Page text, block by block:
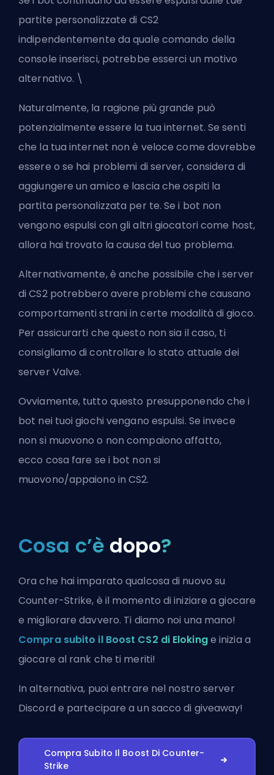
partite personalizzate di CS2
indipendentemente da quale comando della
console inserisci, potrebbe esserci un motivo
alternativo. \
Naturalmente, la ragione più grande può
potenzialmente essere la tua internet. Se senti
che la tua internet non è veloce come dovrebbe
essere o se hai problemi di server, considera di
aggiungere un amico e lascia che ospiti la
partita personalizzata per te. Se i bot non
vengono espulsi con gli altri giocatori come host,
allora hai trovato la causa del tuo problema.
Alternativamente, è anche possibile che i server
di CS2 potrebbero avere problemi che causano
comportamenti strani in certe modalità di gioco.
Per assicurarti che questo non sia il caso, ti
consigliamo di controllare lo stato attuale dei
server Valve.
Ovviamente, tutto questo presupponendo che i
bot nei tuoi giochi vengano espulsi. Se invece
non si muovono o non compaiono affatto,
ecco cosa fare se i bot non si
muovono/appaiono in CS2.
Cosa c’è dopo?
Ora che hai imparato qualcosa di nuovo su
Counter-Strike, è il momento di iniziare a giocare
e migliorare davvero. Ti diamo noi una mano!
Compra subito il Boost CS2 di Elokinge inizia a
giocare al rank che ti meriti!
In alternativa, puoientrare nel nostro server
Discord e partecipare a un sacco di giveaway!
Compra Subito Il Boost Di Counter-
Strike